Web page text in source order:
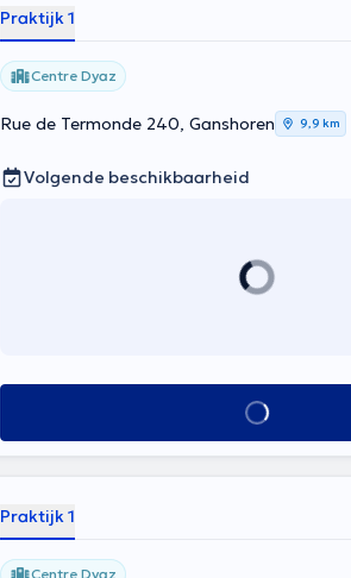
Praktijk 1
Centre Dyaz
Rue de Termonde 240, Ganshoren 9,9 km
Volgende beschikbaarheid
Alles zien
Praktijk 1
Centre Dyaz